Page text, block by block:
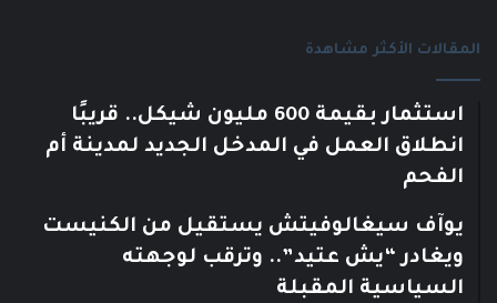
المقالات الأكثر مشاهدة
استثمار بقيمة 600 مليون شيكل.. قريبًا
انطلاق العمل في المدخل الجديد لمدينة أم
الفحم
يوآف سيغالوفيتش يستقيل من الكنيست
ويغادر “يش عتيد”.. وترقب لوجهته
السياسية المقبلة